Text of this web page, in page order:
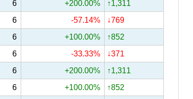
6 +200.00%
↑1,311
6 -57.14%
↓769
6 +100.00%
↑852
6 -33.33%
↓371
6 +200.00%
↑1,311
6 +100.00%
↑852